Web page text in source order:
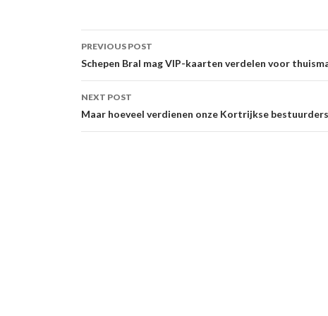
Post
navigation
PREVIOUS POST
Schepen Bral mag VIP-kaarten verdelen voor
NEXT POST
Maar hoeveel verdienen onze Kortrijkse bestuurders